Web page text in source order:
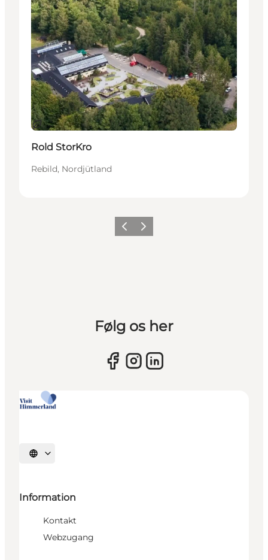
Nachhaltig
Rold StorKro
Rebild, Nordjütland
Vorherige Folie
Nächste Folie
Følg os her
Sprache auswählen
Information
Kontakt
Webzugang